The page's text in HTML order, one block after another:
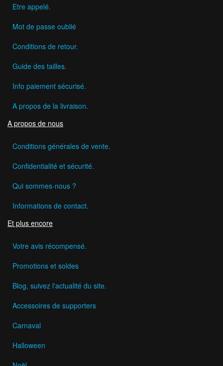
Etre appelé.
Mot de passe oublié
Conditions de retour.
Guide des tailles.
Info paiement sécurisé.
A propos de la livraison.
A propos de nous
Conditions générales de vente.
Confidentialité et sécurité.
Qui sommes-nous ?
Informations de contact.
Et plus encore
Votre avis récompensé.
Promotions et soldes
Blog, suivez l'actualité du site.
Accessoires de supporters
Carnaval
Halloween